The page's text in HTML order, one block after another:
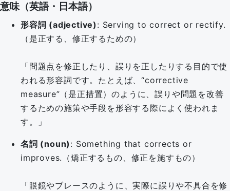
意味（英語・日本語）
形容詞 (adjective) : Serving to correct or rectify.
（是正する、修正するための）
「問題点を修正したり、誤りを正したりする目的で使
われる形容詞です。たとえば、“corrective
measure”（是正措置）のように、誤りや問題を改善
するための施策や手段を形容する際によく使われま
す。」
名詞 (noun) : Something that corrects or
improves.（矯正するもの、修正を施すもの）
「眼鏡やブレースのように、実際に誤りや不具合を修